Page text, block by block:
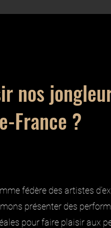
nos
France ?
fédère des artistes
présenter des
pour faire plaisir aux